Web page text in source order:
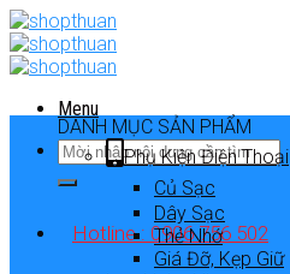
Skip
to
content
Menu
Hotline : 0906 756 502
DANH MỤC SẢN PHẨM
Phụ Kiện Điện Thoại
Củ Sạc
Dây Sạc
Thẻ Nhớ
Giá Đỡ, Kẹp Giữ